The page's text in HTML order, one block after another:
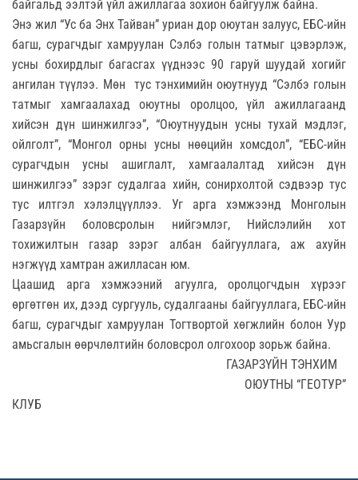
байгальд ээлтэй үйл ажиллагаа зохион байгуулж байна.
Энэ жил “Ус ба Энх Тайван” уриан дор оюутан залуус, ЕБС-ийн
багш, сурагчдыг хамруулан Сэлбэ голын татмыг цэвэрлэж,
усны бохирдлыг багасгах үүднээс 90 гаруй шуудай хогийг
ангилан түүлээ. Мөн тус тэнхимийн оюутнууд “Сэлбэ голын
татмыг хамгаалахад оюутны оролцоо, үйл ажиллагаанд
хийсэн дүн шинжилгээ”, “Оюутнуудын усны тухай мэдлэг,
ойлголт”, “Монгол орны усны нөөцийн хомсдол”, “ЕБС-ийн
сурагчдын усны ашиглалт, хамгаалалтад хийсэн дүн
шинжилгээ” зэрэг судалгаа хийн, сонирхолтой сэдвээр тус
тус илтгэл хэлэлцүүллээ. Уг арга хэмжээнд Монголын
Газарзүйн боловсролын нийгэмлэг, Нийслэлийн хот
тохижилтын газар зэрэг албан байгууллага, аж ахуйн
нэгжүүд хамтран ажилласан юм.
Цаашид арга хэмжээний агуулга, оролцогчдын хүрээг
өргөтгөн их, дээд сургууль, судалгааны байгууллага, ЕБС-ийн
багш, сурагчдыг хамруулан Тогтвортой хөгжлийн болон Уур
амьсгалын өөрчлөлтийн боловсрол олгохоор зорьж байна.
ГАЗАРЗҮЙН ТЭНХИМ
ОЮУТНЫ “ГЕОТУР”
КЛУБ